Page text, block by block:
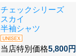
チェックシリーズ
スカイ
半袖シャツ
当店特別価格5,800円